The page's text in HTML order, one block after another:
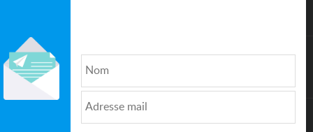
et de l'Entertainment
Qui sommes nous ?| Médias| Newsletter| CGU|